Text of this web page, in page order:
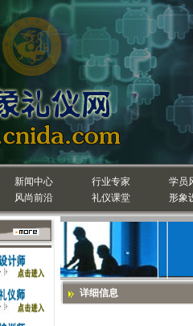
新闻中心 行业专家
学员
风尚前沿 礼仪课堂 形象
详细信息